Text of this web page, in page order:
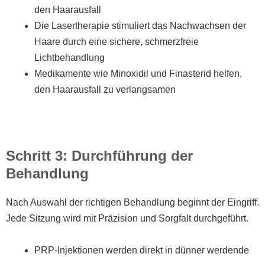
den Haarausfall
Die Lasertherapie stimuliert das Nachwachsen der
Haare durch eine sichere, schmerzfreie
Lichtbehandlung
Medikamente wie Minoxidil und Finasterid helfen,
den Haarausfall zu verlangsamen
Schritt 3: Durchführung der
Behandlung
Nach Auswahl der richtigen Behandlung beginnt der Eingriff.
Jede Sitzung wird mit Präzision und Sorgfalt durchgeführt.
PRP-Injektionen werden direkt in dünner werdende